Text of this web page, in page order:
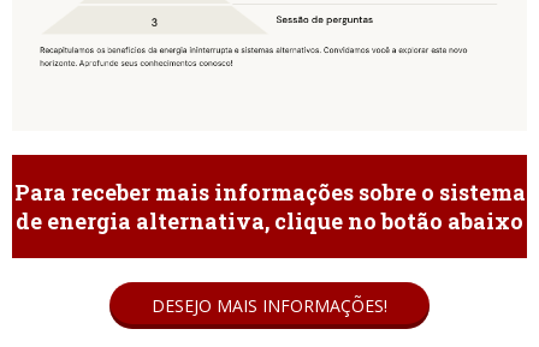
Para receber mais informações sobre o sistema
de energia alternativa, clique no botão abaixo
DESEJO MAIS INFORMAÇÕES!